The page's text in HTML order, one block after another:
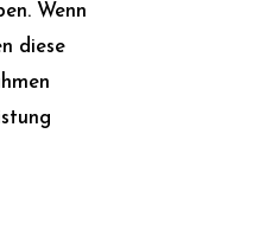
Wenn
diese